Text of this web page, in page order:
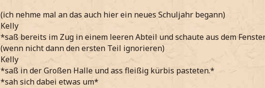
(ich nehme mal an das auch hier ein neues Schuljahr begann)
Kelly
*saß bereits im Zug in einem leeren Abteil und schaute aus dem
(wenn nicht dann den ersten Teil ignorieren)
Kelly
*saß in der Großen Halle und ass fleißig kürbis pasteten.*
*sah sich dabei etwas um*